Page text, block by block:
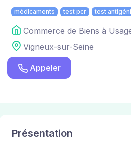
médicaments test pcr test
Commerce de Biens à
Vigneux-sur-Seine
Appeler
Présentation